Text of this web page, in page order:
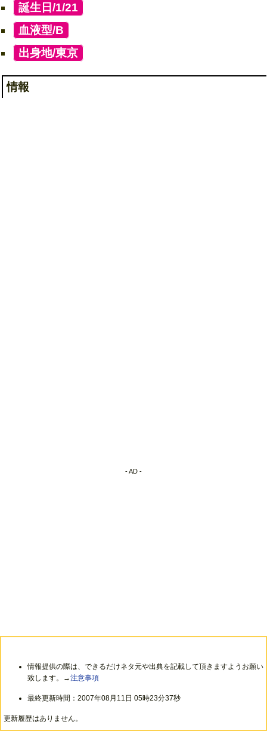
誕生日/1/21
血液型/B
出身地/東京]
情報
- AD -
情報提供の際は、できるだけネタ元や出典を記載して頂きますようお願い
致します。→注意事項
最終更新時間：2007年08月11日 05時23分37秒
更新履歴はありません。